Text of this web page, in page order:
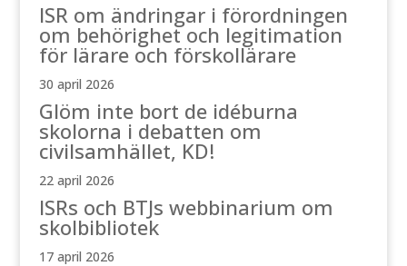
ISR om ändringar i förordningen
om behörighet och legitimation
för lärare och förskollärare
30 april 2026
Glöm inte bort de idéburna
skolorna i debatten om
civilsamhället, KD!
22 april 2026
ISRs och BTJs webbinarium om
skolbibliotek
17 april 2026